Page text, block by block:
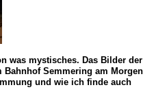
was mystisches. Das Bilder der
Bahnhof Semmering am Morgen
und wie ich finde auch